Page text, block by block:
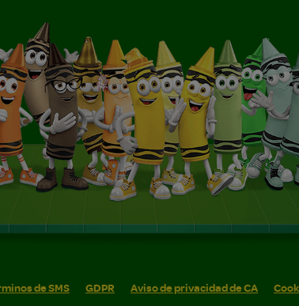
de SMS GDPR Aviso de privacidad de CA